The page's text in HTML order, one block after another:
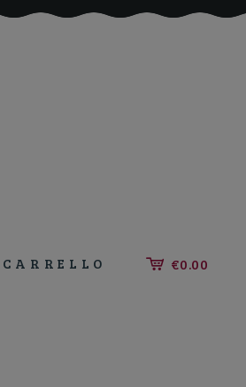
CARRELLO €0.00